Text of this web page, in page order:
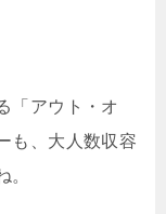
「アウト・オ
も、大人数収容
。